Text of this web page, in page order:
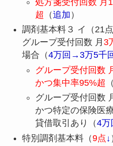
超 （追加 ）
調剤基本料３ イ（21点
グループ受付回数 月 3
場合（4万回→3万5千
グループ受付回数
かつ集中率95%超 （
グループ受付回数
かつ特定の保険医
貸借取引あり（4万
特別調剤基本料（9点↓